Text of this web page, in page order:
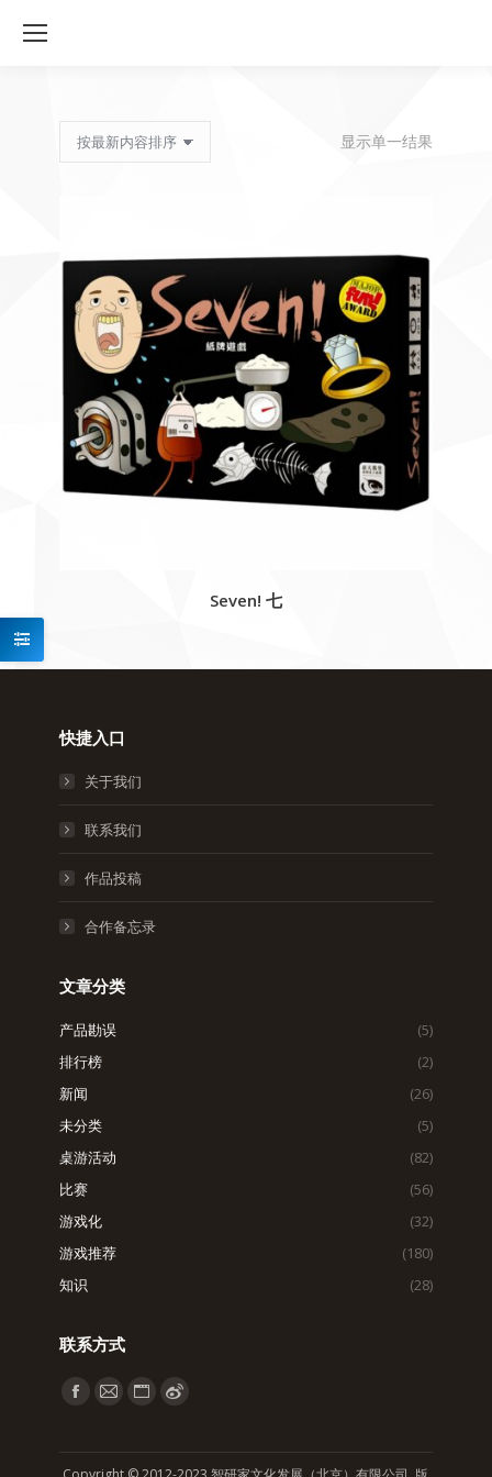
显示单一结果
Seven! 七
快捷入口
关于我们
联系我们
作品投稿
合作备忘录
文章分类
产品勘误
(5)
排行榜
(2)
新闻
(26)
未分类
(5)
桌游活动
(82)
比赛
(56)
游戏化
(32)
游戏推荐
(180)
知识
(28)
联系方式
找到我们：
Facebook
Mail WebsiteWeibo